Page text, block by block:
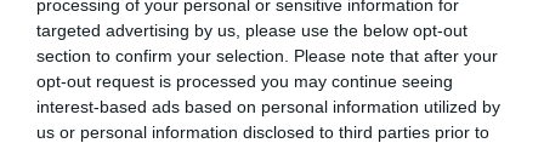
processing of your personal or sensitive information for
targeted advertising by us, please use the below opt-out
section to confirm your selection. Please note that after your
opt-out request is processed you may continue seeing
interest-based ads based on personal information utilized by
us or personal information disclosed to third parties prior to